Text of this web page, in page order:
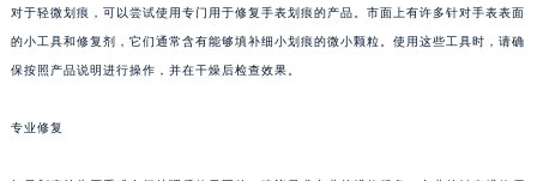
对于轻微划痕，可以尝试使用专门用于修复手表划痕的产品。市面上有许多针对手表表面
的小工具和修复剂，它们通常含有能够填补细小划痕的微小颗粒。使用这些工具时，请确
保按照产品说明进行操作，并在干燥后检查效果。
专业修复